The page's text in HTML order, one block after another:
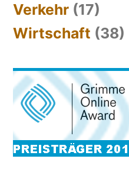
Verkehr (17)
Wirtschaft (38)